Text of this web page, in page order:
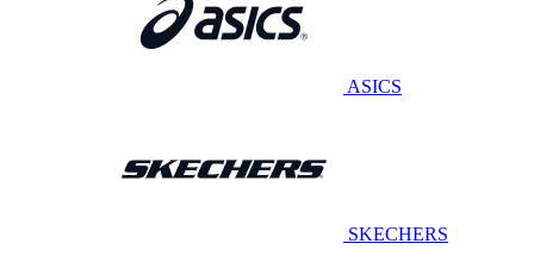
ASICS
SKECHERS